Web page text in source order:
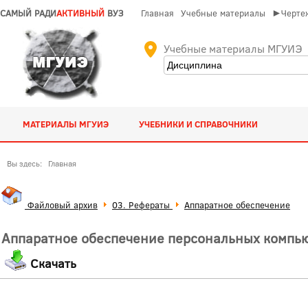
САМЫЙ РАДИАКТИВНЫЙ ВУЗ Главная Учебные материалы
Учебные материалы МГУИЭ
МАТЕРИАЛЫ МГУИЭ УЧЕБНИКИ И СПРАВОЧНИКИ
Вы здесь: Главная
Файловый архив 03. Рефераты Аппаратное обеспечение
Аппаратное обеспечение персональных
Скачать